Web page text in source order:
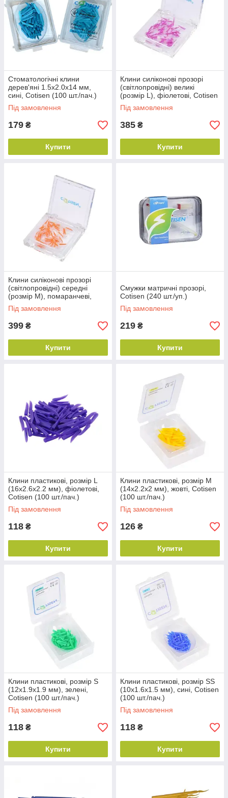
Стоматологічні клини
дерев'яні 1.5х2.0х14 мм,
сині, Cotisen (100 шт./пач.)
Під замовлення
179 ₴
Купити
Клини силіконові прозорі
(світлопровідні) великі
(розмір L), фіолетові, Cotisen
(50 шт./пач.)
Під замовлення
385 ₴
Купити
Клини силіконові прозорі
(світлопровідні) середні
(розмір M), помаранчеві,
Cotisen (50 шт./пач.)
Під замовлення
399 ₴
Купити
Смужки матричні прозорі,
Cotisen (240 шт./уп.)
Під замовлення
219 ₴
Купити
Клини пластикові, розмір L
(16х2.6х2.2 мм), фіолетові,
Cotisen (100 шт./пач.)
Під замовлення
118 ₴
Купити
Клини пластикові, розмір М
(14х2.2х2 мм), жовті, Cotisen
(100 шт./пач.)
Під замовлення
126 ₴
Купити
Клини пластикові, розмір S
(12х1.9х1.9 мм), зелені,
Cotisen (100 шт./пач.)
Під замовлення
118 ₴
Купити
Клини пластикові, розмір SS
(10х1.6х1.5 мм), сині, Cotisen
(100 шт./пач.)
Під замовлення
118 ₴
Купити